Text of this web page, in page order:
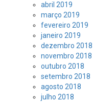
abril 2019
março 2019
fevereiro 2019
janeiro 2019
dezembro 2018
novembro 2018
outubro 2018
setembro 2018
agosto 2018
julho 2018